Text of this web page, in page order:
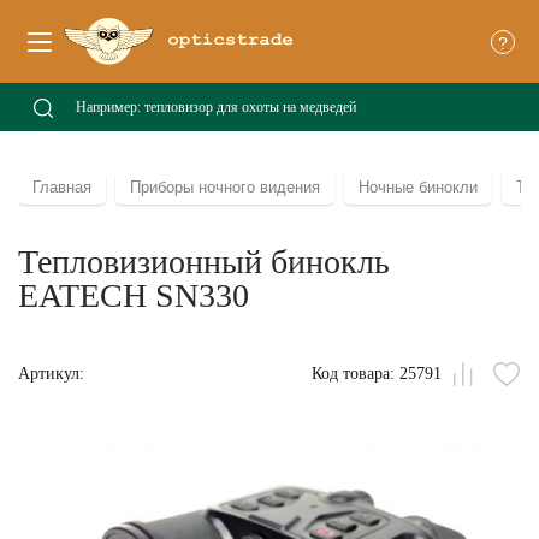
?
Главная Приборы ночного видения Ночные бинокли
Тепловизионный бинокль
EATECH SN330
Артикул: Код товара: 25791